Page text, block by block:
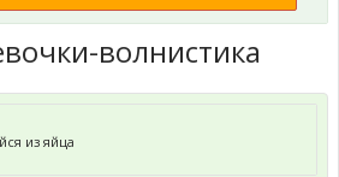
волнистика
из яйца